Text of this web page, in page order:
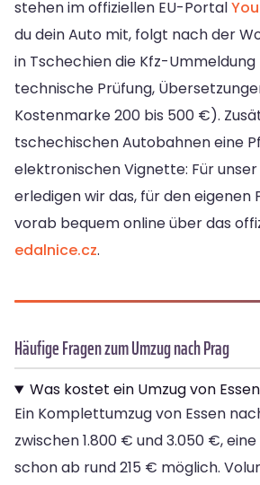
stehen im offiziellen EU-Portal
du dein Auto mit, folgt nach der
in Tschechien die Kfz-Ummeldung
technische Prüfung,
Kostenmarke 200 bis 500 €).
tschechischen Autobahnen eine
elektronischen Vignette: Für
erledigen wir das, für den eigenen
vorab bequem online über das
edalnice.cz.
Häufige Fragen zum Umzug nach Prag
Was kostet ein Umzug von
Ein Komplettumzug von Essen
zwischen 1.800 € und 3.050 €,
schon ab rund 215 € möglich.